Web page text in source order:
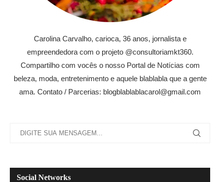
Carolina Carvalho, carioca, 36 anos, jornalista e
empreendedora com o projeto @consultoriamkt360.
Compartilho com vocês o nosso Portal de Notícias com
beleza, moda, entretenimento e aquele blablabla que a gente
ama. Contato / Parcerias: blogblablablacarol@gmail.com
Social Networks